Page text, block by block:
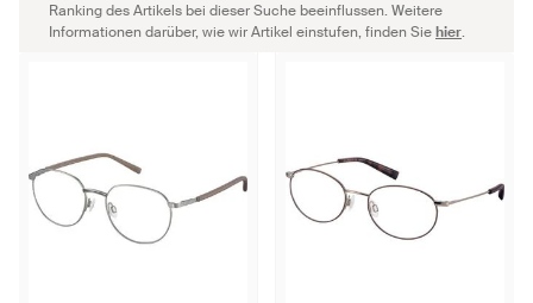
Ranking des Artikels bei dieser Suche beeinflussen. Weitere
Informationen darüber, wie wir Artikel einstufen, finden Siehier.